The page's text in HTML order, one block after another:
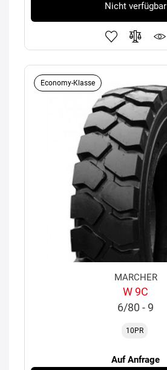
Nicht verfügbar
Economy-Klasse
MARCHER
W 9C
6/80 - 9
10PR
Auf Anfrage